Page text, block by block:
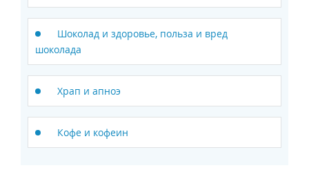
Шоколад и здоровье, польза и вред
шоколада
Храп и апноэ
Кофе и кофеин